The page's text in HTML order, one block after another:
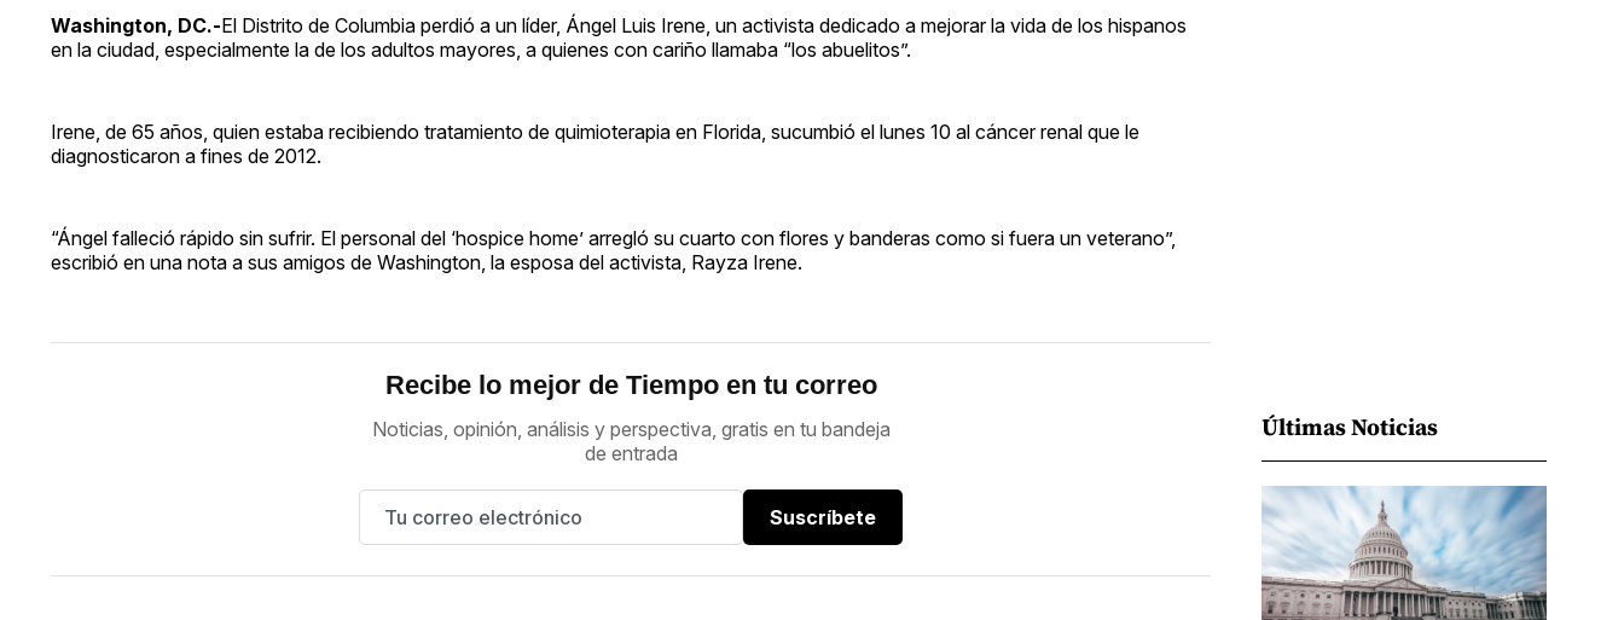
Washington, DC.-El Distrito de Columbia perdió a un líder, Ángel Luis Irene, un activista dedicado a mejorar la vida de los hispanos
en la ciudad, especialmente la de los adultos mayores, a quienes con cariño llamaba “los abuelitos”.
Irene, de 65 años, quien estaba recibiendo tratamiento de quimioterapia en Florida, sucumbió el lunes 10 al cáncer renal que le
diagnosticaron a fines de 2012.
“Ángel falleció rápido sin sufrir. El personal del ‘hospice home’ arregló su cuarto con flores y banderas como si fuera un veterano”,
escribió en una nota a sus amigos de Washington, la esposa del activista, Rayza Irene.
Recibe lo mejor de Tiempo en tu correo
Noticias, opinión, análisis y perspectiva, gratis en tu bandeja
de entrada
Suscríbete
Últimas Noticias